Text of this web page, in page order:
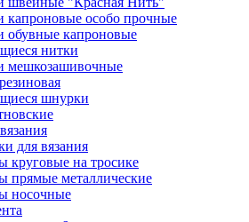
капроновые особо прочные
обувные капроновые
нитки
мешкозашивочные
шнурки
для вязания
круговые на тросике
прямые металлические
носочные